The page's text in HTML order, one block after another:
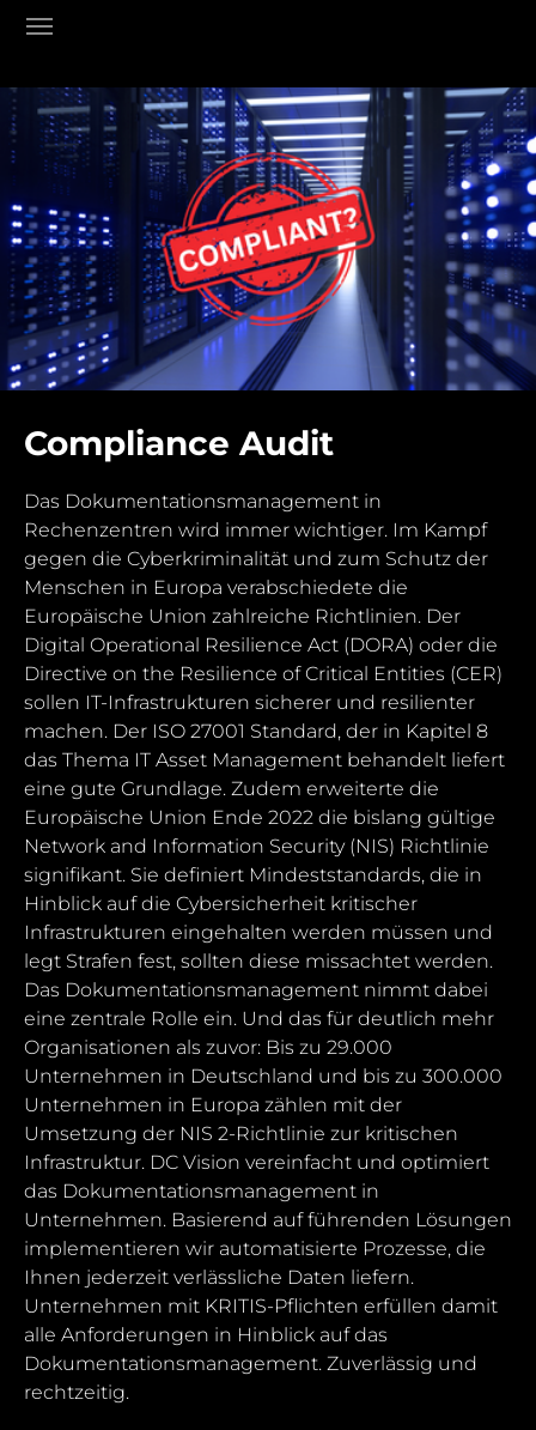
Skip to main content
Skip to page footer
Compliance Audit
Das Dokumentationsmanagement in
Rechenzentren wird immer wichtiger. Im Kampf
gegen die Cyberkriminalität und zum Schutz der
Menschen in Europa verabschiedete die
Europäische Union zahlreiche Richtlinien. Der
Digital Operational Resilience Act (DORA) oder die
Directive on the Resilience of Critical Entities (CER)
sollen IT-Infrastrukturen sicherer und resilienter
machen. Der ISO 27001 Standard, der in Kapitel 8
das Thema IT Asset Management behandelt liefert
eine gute Grundlage. Zudem erweiterte die
Europäische Union Ende 2022 die bislang gültige
Network and Information Security (NIS) Richtlinie
signifikant. Sie definiert Mindeststandards, die in
Hinblick auf die Cybersicherheit kritischer
Infrastrukturen eingehalten werden müssen und
legt Strafen fest, sollten diese missachtet werden.
Das Dokumentationsmanagement nimmt dabei
eine zentrale Rolle ein. Und das für deutlich mehr
Organisationen als zuvor: Bis zu 29.000
Unternehmen in Deutschland und bis zu 300.000
Unternehmen in Europa zählen mit der
Umsetzung der NIS 2-Richtlinie zur kritischen
Infrastruktur. DC Vision vereinfacht und optimiert
das Dokumentationsmanagement in
Unternehmen. Basierend auf führenden Lösungen
implementieren wir automatisierte Prozesse, die
Ihnen jederzeit verlässliche Daten liefern.
Unternehmen mit KRITIS-Pflichten erfüllen damit
alle Anforderungen in Hinblick auf das
Dokumentationsmanagement. Zuverlässig und
rechtzeitig.